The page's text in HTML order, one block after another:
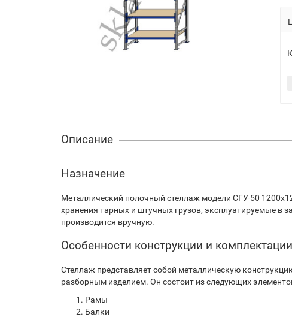
Описание
Назначение
Металлический полочный стеллаж модели СГУ-50
хранения тарных и штучных грузов, эксплуатируемые в
производится вручную.
Особенности конструкции и комплектации
Стеллаж представляет собой металлическую
разборным изделием. Он состоит из следующих
Рамы
Балки